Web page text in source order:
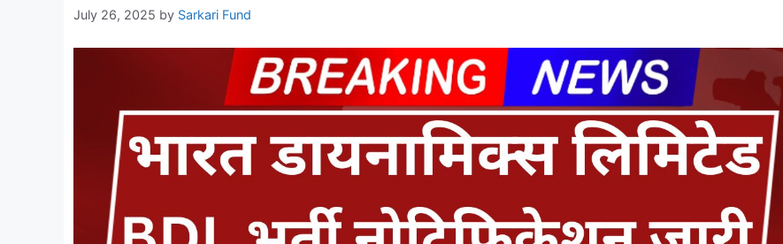
July 26, 2025 by Sarkari Fund